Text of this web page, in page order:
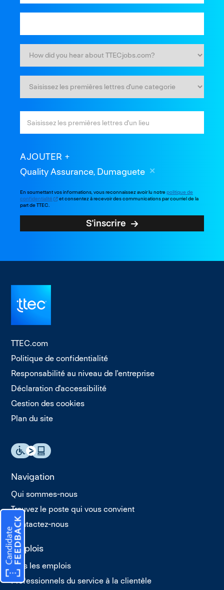
AJOUTER
Quality Assurance, Dumaguete
En soumettant vos informations, vous reconnaissez avoir lu notrepolitique de
confidentialité
et consentez à recevoir des communications par courriel de la
part de TTEC.
S'inscrire
TTEC.com
Politique de confidentialité
Responsabilité au niveau de l'entreprise
Déclaration d'accessibilité
Gestion des cookies
Plan du site
Navigation
Qui sommes-nous
Trouvez le poste qui vous convient
Contactez-nous
Emplois
Tous les emplois
Professionnels du service à la clientèle